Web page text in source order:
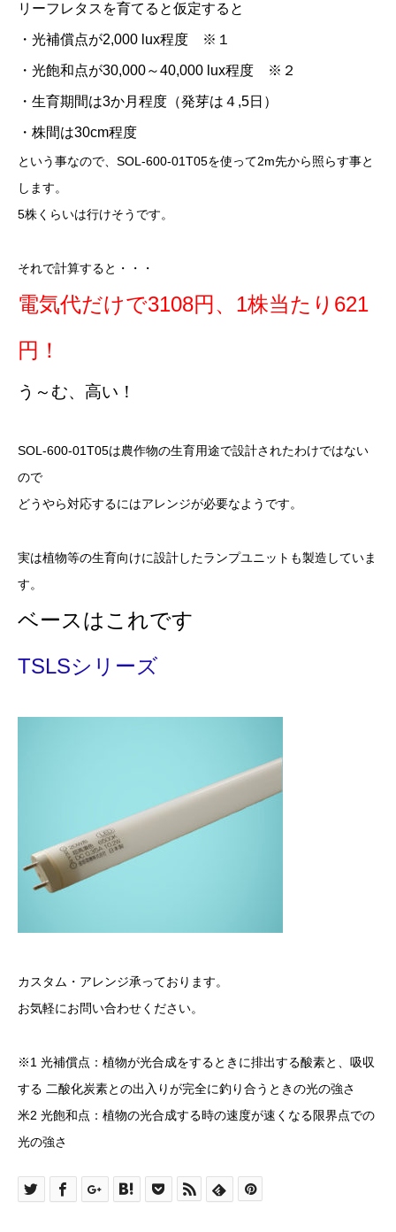
リーフレタスを育てると仮定すると
・光補償点が2,000 lux程度 ※１
・光飽和点が30,000～40,000 lux程度 ※２
・生育期間は3か月程度（発芽は４,5日）
・株間は30cm程度
という事なので、SOL-600-01T05を使って2m先から照らす事と
します。
5株くらいは行けそうです。
それで計算すると・・・
電気代だけで3108円、1株当たり621
円！
う～む、高い！
SOL-600-01T05は農作物の生育用途で設計されたわけではない
ので
どうやら対応するにはアレンジが必要なようです。
実は植物等の生育向けに設計したランプユニットも製造していま
す。
ベースはこれです
TSLSシリーズ
カスタム・アレンジ承っております。
お気軽にお問い合わせください。
※1 光補償点：植物が光合成をするときに排出する酸素と、吸収
する 二酸化炭素との出入りが完全に釣り合うときの光の強さ
米2 光飽和点：植物の光合成する時の速度が速くなる限界点での
光の強さ